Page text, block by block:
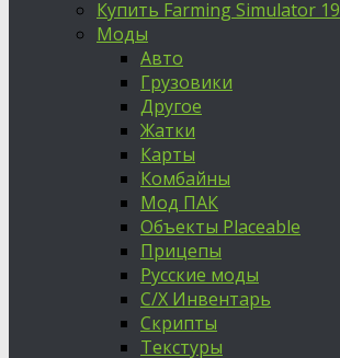
Купить Farming Simulator 19
Моды
Авто
Грузовики
Другое
Жатки
Карты
Комбайны
Мод ПАК
Объекты Placeable
Прицепы
Русские моды
С/Х Инвентарь
Скрипты
Текстуры